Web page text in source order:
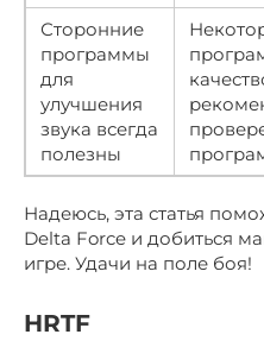
Сторонние
программы
для
улучшения
звука всегда
полезны
Надеюсь, эта статья
Delta Force и добиться
игре. Удачи на поле боя!
HRTF